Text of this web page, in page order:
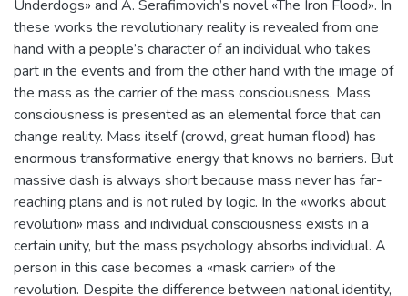
Underdogs» and A. Serafimovich’s novel «The Iron Flood». In
these works the revolutionary reality is revealed from one
hand with a people’s character of an individual who takes
part in the events and from the other hand with the image of
the mass as the carrier of the mass consciousness. Mass
consciousness is presented as an elemental force that can
change reality. Mass itself (crowd, great human flood) has
enormous transformative energy that knows no barriers. But
massive dash is always short because mass never has far-
reaching plans and is not ruled by logic. In the «works about
revolution» mass and individual consciousness exists in a
certain unity, but the mass psychology absorbs individual. A
person in this case becomes a «mask carrier» of the
revolution. Despite the difference between national identity,